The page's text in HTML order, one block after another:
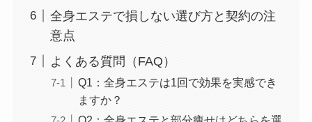
全身エステで損しない選び方と契約の注
意点
よくある質問（FAQ）
Q1：全身エステは1回で効果を実感でき
ますか？